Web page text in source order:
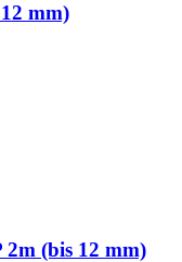
mm)
(bis 12 mm)